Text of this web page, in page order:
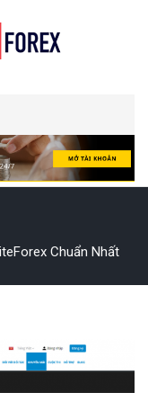
Chuẩn Nhất